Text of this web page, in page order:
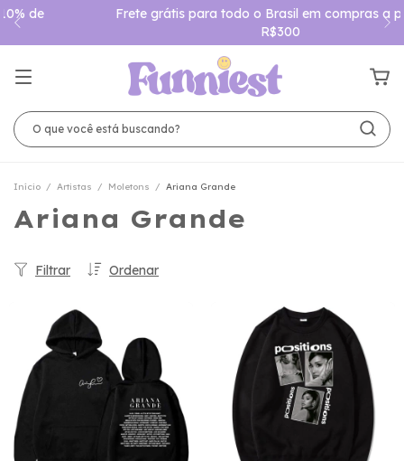
Frete grátis para todo o Brasil em compras a partir de
Início / Artistas / Moletons / Ariana Grande
Ariana Grande
Ordenar
Filtrar